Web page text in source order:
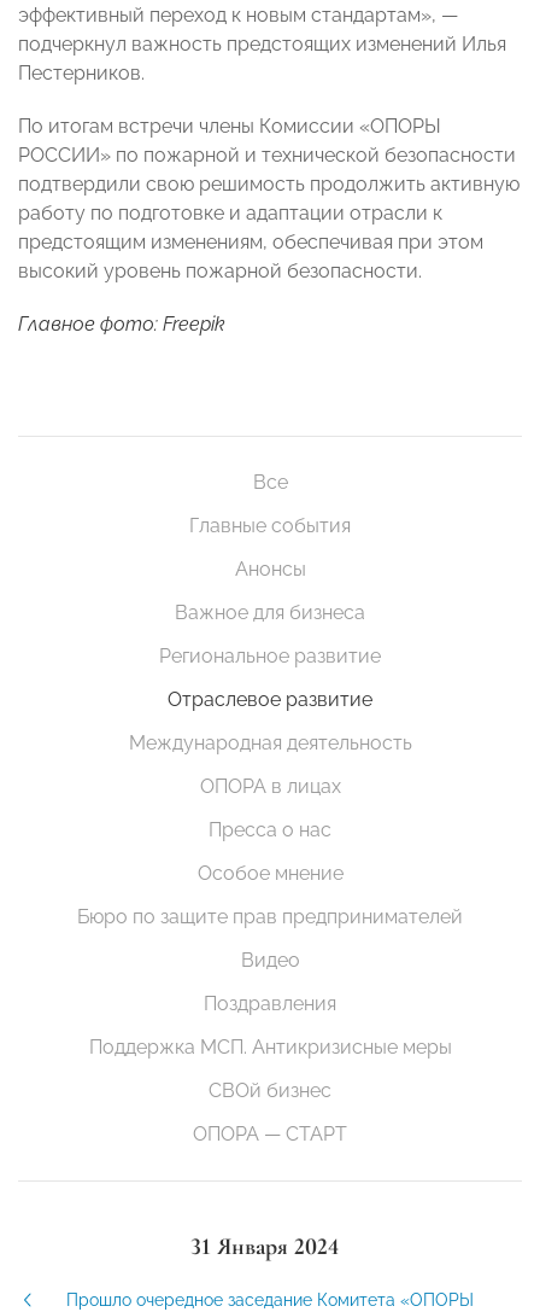
эффективный переход к новым стандартам», —
подчеркнул важность предстоящих изменений Илья
Пестерников.
По итогам встречи члены Комиссии «ОПОРЫ
РОССИИ» по пожарной и технической безопасности
подтвердили свою решимость продолжить активную
работу по подготовке и адаптации отрасли к
предстоящим изменениям, обеспечивая при этом
высокий уровень пожарной безопасности.
Главное фото: Freepik
Все
Главные события
Анонсы
Важное для бизнеса
Региональное развитие
Отраслевое развитие
Международная деятельность
ОПОРА в лицах
Пресса о нас
Особое мнение
Бюро по защите прав предпринимателей
Видео
Поздравления
Поддержка МСП. Антикризисные меры
СВОй бизнес
ОПОРА — СТАРТ
31 Января 2024
Прошло очередное заседание Комитета «ОПОРЫ